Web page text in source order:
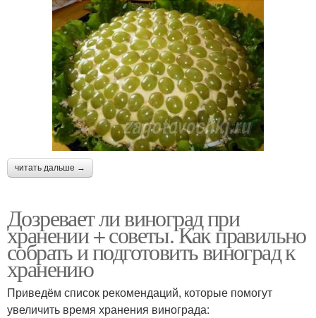
читать дальше →
Дозревает ли виноград при
хранении + советы. Как правильно
собрать и подготовить виноград к
хранению
Приведём список рекомендаций, которые помогут
увеличить время хранения винограда: